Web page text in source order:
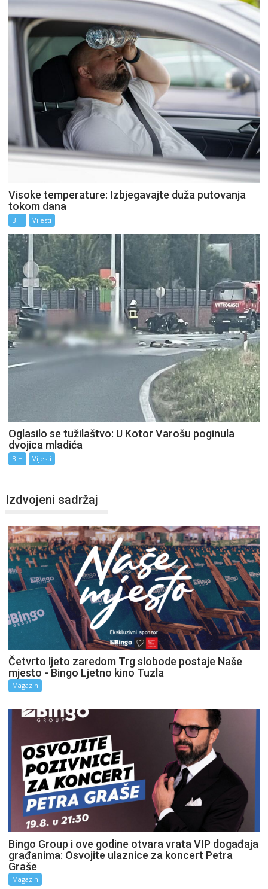
Visoke temperature: Izbjegavajte duža putovanja
tokom dana
BiH Vijesti
Oglasilo se tužilaštvo: U Kotor Varošu poginula
dvojica mladića
BiH Vijesti
Izdvojeni sadržaj
Četvrto ljeto zaredom Trg slobode postaje Naše
mjesto - Bingo Ljetno kino Tuzla
Magazin
Bingo Group i ove godine otvara vrata VIP događaja
građanima: Osvojite ulaznice za koncert Petra
Graše
Magazin